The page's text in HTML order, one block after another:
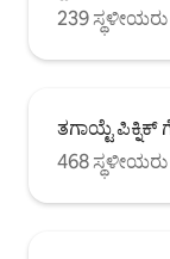
239
ತಗಾಯ್ಟೆ ಪಿಕ್ನಿಕ್
468